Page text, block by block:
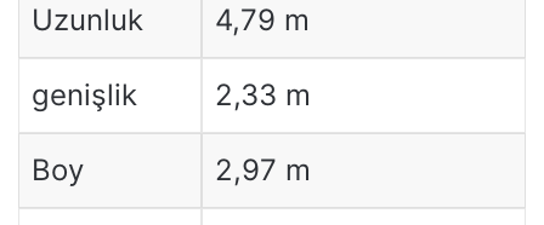
Uzunluk 4,79 m
genişlik 2,33 m
Boy 2,97 m